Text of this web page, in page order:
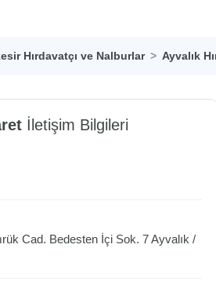
Hırdavatçı ve Nalburlar Ayvalık
İletişim Bilgileri
Cad. Bedesten İçi Sok. 7Ayvalık /